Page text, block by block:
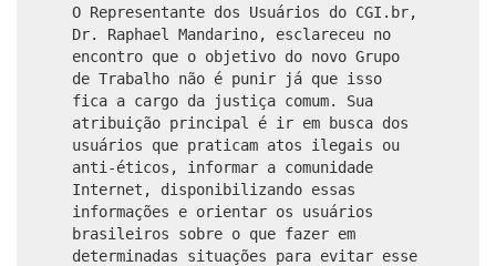
O Representante dos Usuários do CGI.br,
Dr. Raphael Mandarino, esclareceu no
encontro que o objetivo do novo Grupo
de Trabalho não é punir já que isso
fica a cargo da justiça comum. Sua
atribuição principal é ir em busca dos
usuários que praticam atos ilegais ou
anti-éticos, informar a comunidade
Internet, disponibilizando essas
informações e orientar os usuários
brasileiros sobre o que fazer em
determinadas situações para evitar esse